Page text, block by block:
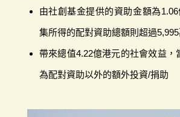
由社創基金提供的資助金額為
集所得的配對資助總額則超過
帶來總值4.22億港元的社會效益，
為配對資助以外的額外投資/捐助